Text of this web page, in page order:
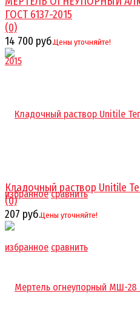
избранное сравнить
ГОСТ 6137-2015
(0)
14 700 руб.Цены уточняйте!
избранное сравнить
Кладочный раствор Unitile
(0)
207 руб.Цены уточняйте!